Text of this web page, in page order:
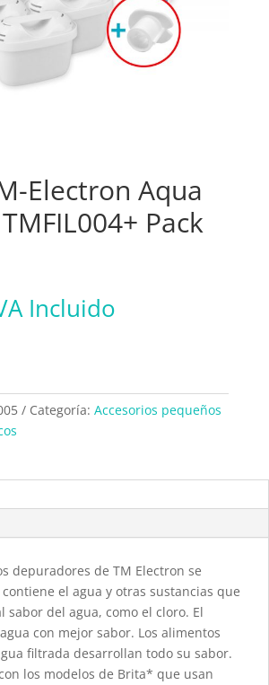
Electron Aqua
Pack
Incluido
Categoría: Accesorios pequeños
depuradores de TM Electron se
el agua y otras sustancias que
sabor del agua, como el cloro. El
con mejor sabor. Los alimentos
filtrada desarrollan todo su sabor.
los modelos de Brita* que usan